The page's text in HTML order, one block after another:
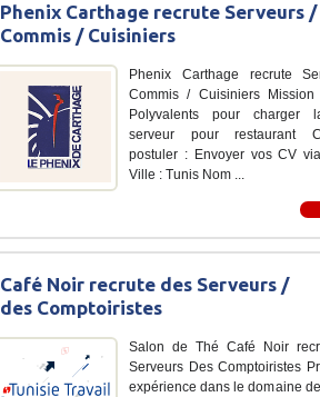
Phenix Carthage recrute Serveurs /
Commis / Cuisiniers
Phenix Carthage recrute
Commis / Cuisiniers Mission
Polyvalents pour charger
serveur pour restaurant
postuler : Envoyer vos CV
Ville : Tunis Nom ...
Café Noir recrute des Serveurs /
des Comptoiristes
Salon de Thé Café Noir
Serveurs Des Comptoiristes
expérience dans le domaine